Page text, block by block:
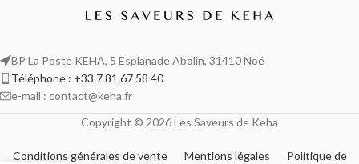
BP La Poste KEHA, 5 Esplanade Abolin, 31410 Noé
Téléphone : +33 7 81 67 58 40
e-mail : contact@keha.fr
Copyright © 2026 Les Saveurs de Keha
Conditions générales de vente Mentions légales Politique de